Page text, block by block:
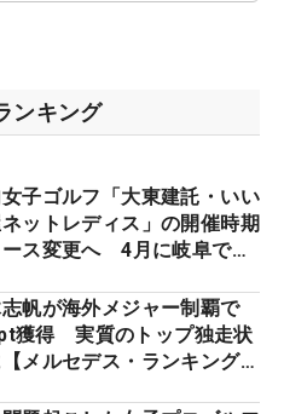
ンキング
女子ゴルフ「大東建託・いい
ットレディス」の開催時期
ース変更へ 4月に岐阜で開
帆が海外メジャー制覇で
獲得 実質のトップ独走状
メルセデス・ランキング番